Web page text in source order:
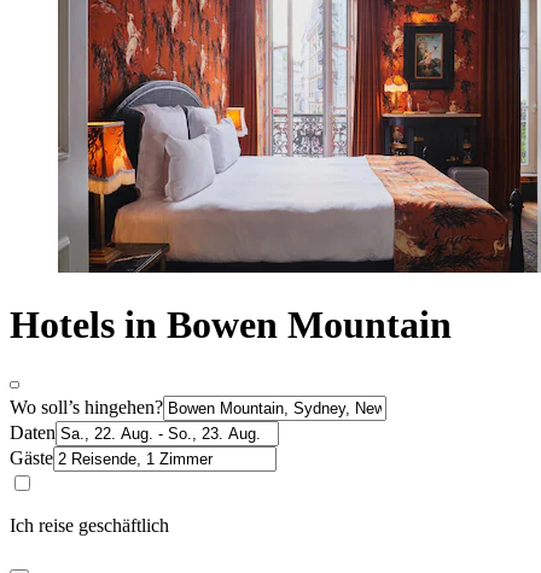
Hotels in Bowen Mountain
Wo soll’s hingehen?
Daten
Gäste
Ich reise geschäftlich